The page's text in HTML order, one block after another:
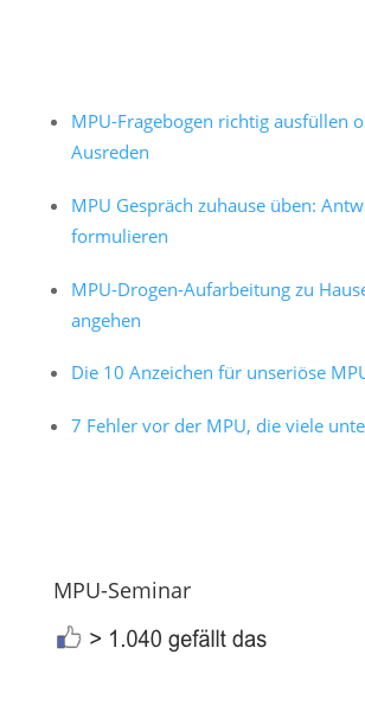
MPU-Fragebogen richtig ausfüllen
Ausreden
MPU Gespräch zuhause üben:
formulieren
MPU-Drogen-Aufarbeitung zu
angehen
Die 10 Anzeichen für unseriöse
7 Fehler vor der MPU, die viele
MPU-Seminar